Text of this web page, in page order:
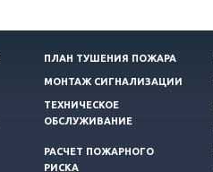
ПЛАН ТУШЕНИЯ ПОЖАРА
МОНТАЖ СИГНАЛИЗАЦИИ
ТЕХНИЧЕСКОЕ
ОБСЛУЖИВАНИЕ
РАСЧЕТ ПОЖАРНОГО
РИСКА